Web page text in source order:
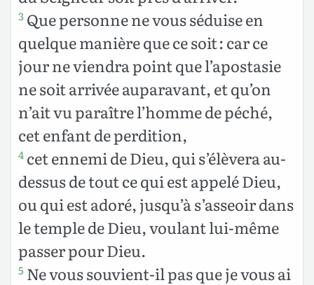
3 Que personne ne vous séduise en
quelque manière que ce soit : car ce
jour ne viendra point que l’apostasie
ne soit arrivée auparavant, et qu’on
n’ait vu paraître l’homme de péché,
cet enfant de perdition,
4 cet ennemi de Dieu, qui s’élèvera au-
dessus de tout ce qui est appelé Dieu,
ou qui est adoré, jusqu’à s’asseoir dans
le temple de Dieu, voulant lui-même
passer pour Dieu.
5 Ne vous souvient-il pas que je vous ai